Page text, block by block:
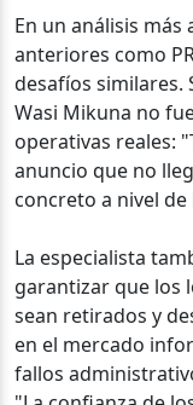
En un análisis
anteriores como
desafíos similares.
Wasi Mikuna no
operativas reales:
anuncio que no
concreto a nivel
La especialista
garantizar que los
sean retirados y
en el mercado
fallos